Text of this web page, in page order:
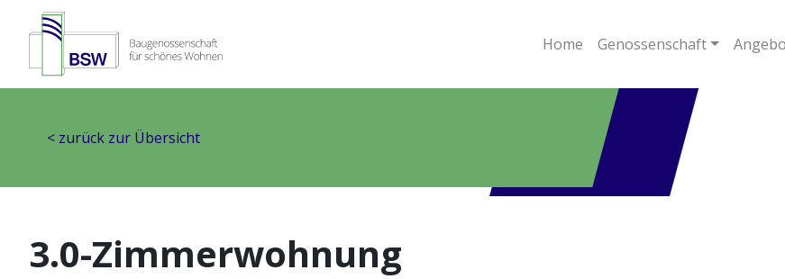
Home Genossenschaft
< zurück zur Übersicht
3.0-Zimmerwohnung